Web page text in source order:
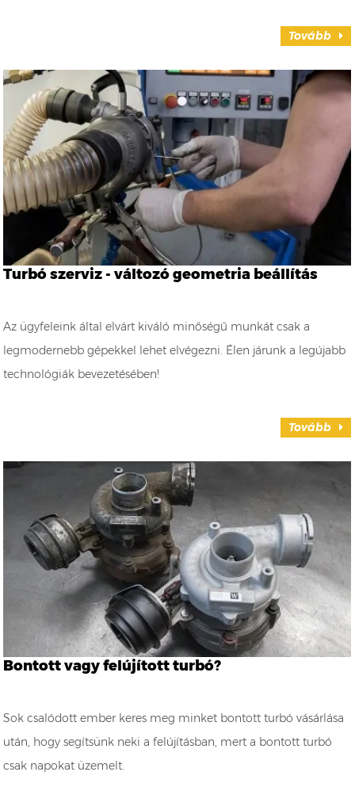
Tovább
Turbó szerviz - változó geometria beállítás
Az ügyfeleink által elvárt kiváló minőségű munkát csak a
legmodernebb gépekkel lehet elvégezni. Élen járunk a legújabb
technológiák bevezetésében!
Tovább
Bontott vagy felújított turbó?
Sok csalódott ember keres meg minket bontott turbó vásárlása
után, hogy segítsünk neki a felújításban, mert a bontott turbó
csak napokat üzemelt.